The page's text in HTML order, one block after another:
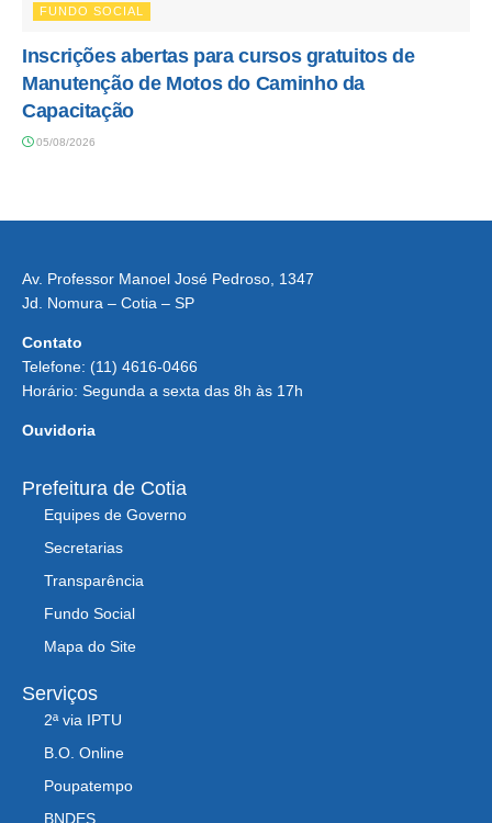
FUNDO SOCIAL
Inscrições abertas para cursos gratuitos de
Manutenção de Motos do Caminho da
Capacitação
05/08/2026
Av. Professor Manoel José Pedroso, 1347
Jd. Nomura – Cotia – SP
Contato
Telefone: (11) 4616-0466
Horário: Segunda a sexta das 8h às 17h
Ouvidoria
Prefeitura de Cotia
Equipes de Governo
Secretarias
Transparência
Fundo Social
Mapa do Site
Serviços
2ª via IPTU
B.O. Online
Poupatempo
BNDES